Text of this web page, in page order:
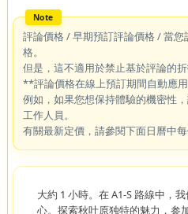
評論價格 / 早期預訂評論價格 / 當
格。
但是，這不適用於禁止基於評論的折
**評論價格在線上預訂期間自動應
例如，如果您想保持體驗的機密性
工作人員。
有關最新定價，請參閱下面日曆中每
大約 1 小時。在 A1-S 路線中，
心。探索秋叶原独特的魅力，参